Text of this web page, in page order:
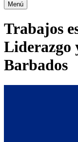
Menú
Trabajos
Liderazgo
Barbados